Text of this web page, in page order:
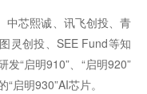
中芯熙诚、讯飞创投、青
灵创投、SEE Fund等知
“启明910”、“启明920”
启明930”AI芯片。